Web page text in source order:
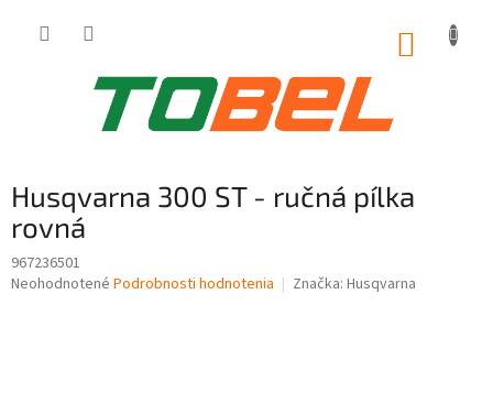
Husqvarna 300 ST - ručná pílka
rovná
967236501
Priemerné
Neohodnotené Podrobnosti hodnotenia Značka: Husqvarna